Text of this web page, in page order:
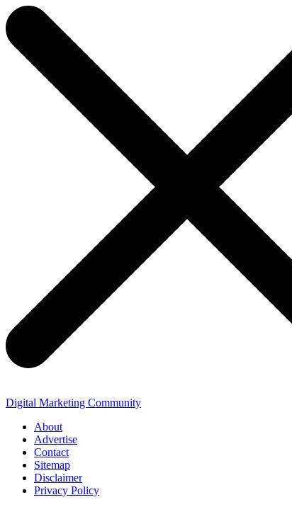
Digital Marketing Community
About
Advertise
Contact
Sitemap
Disclaimer
Privacy Policy